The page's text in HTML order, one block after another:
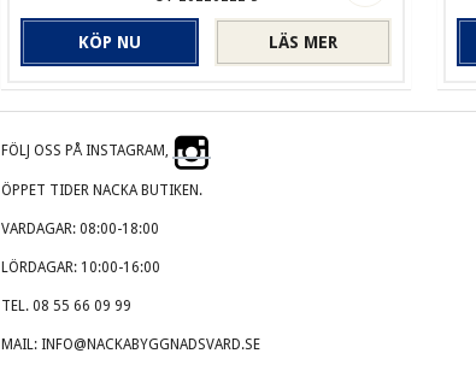
LÄS MER
KÖP NU
FÖLJ OSS PÅ INSTAGRAM,
ÖPPET TIDER NACKA BUTIKEN.
VARDAGAR: 08:00-18:00
LÖRDAGAR: 10:00-16:00
TEL. 08 55 66 09 99
MAIL: INFO@NACKABYGGNADSVARD.SE